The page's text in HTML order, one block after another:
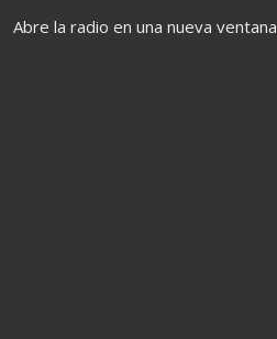
Abre la radio en una nueva ventana